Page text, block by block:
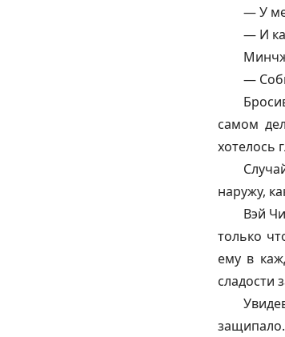
— У
— И
—
самом
хотелось
наружу,
Вэй
только
ему в
сладости